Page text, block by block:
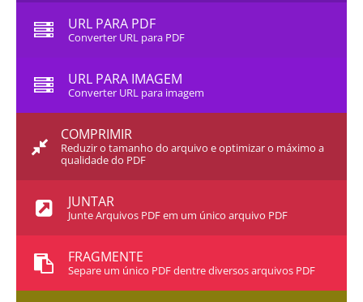
URL PARA PDF
Converter URL para PDF
URL PARA IMAGEM
Converter URL para imagem
COMPRIMIR
Reduzir o tamanho do arquivo e optimizar o máximo a
qualidade do PDF
JUNTAR
Junte Arquivos PDF em um único arquivo PDF
FRAGMENTE
Separe um único PDF dentre diversos arquivos PDF